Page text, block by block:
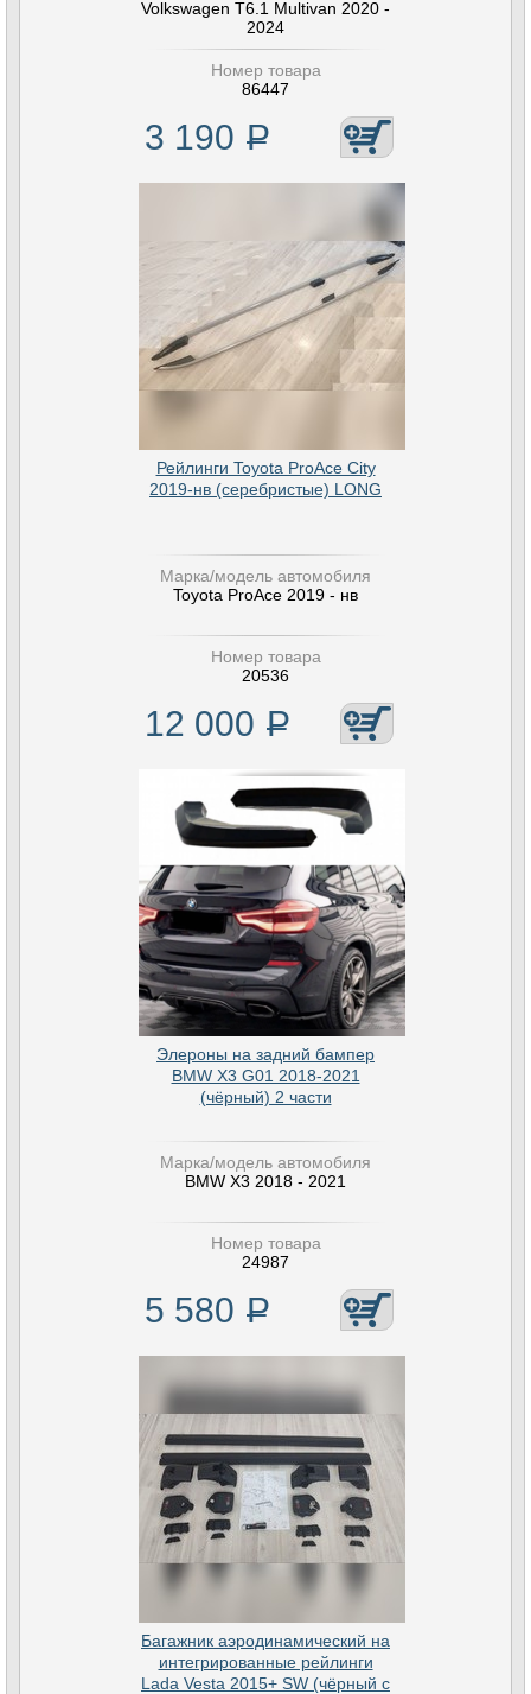
Volkswagen T6.1 Multivan 2020 -
2024
Номер товара
86447
3 190 Р
Рейлинги Toyota ProAce City
2019-нв (серебристые) LONG
Марка/модель автомобиля
Toyota ProAce 2019 - нв
Номер товара
20536
12 000 Р
Элероны на задний бампер
BMW X3 G01 2018-2021
(чёрный) 2 части
Марка/модель автомобиля
BMW X3 2018 - 2021
Номер товара
24987
5 580 Р
Багажник аэродинамический на
интегрированные рейлинги
Lada Vesta 2015+ SW (чёрный с